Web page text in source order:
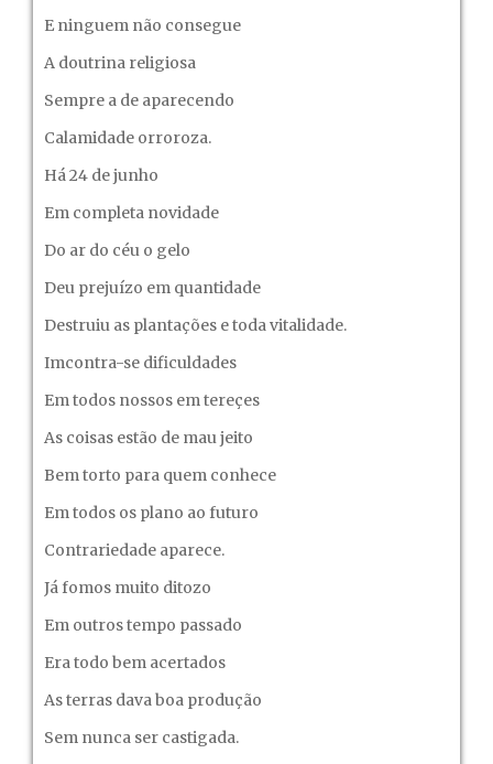
E ninguem não consegue
A doutrina religiosa
Sempre a de aparecendo
Calamidade orroroza.
Há 24 de junho
Em completa novidade
Do ar do céu o gelo
Deu prejuízo em quantidade
Destruiu as plantações e toda vitalidade.
Imcontra-se dificuldades
Em todos nossos em tereçes
As coisas estão de mau jeito
Bem torto para quem conhece
Em todos os plano ao futuro
Contrariedade aparece.
Já fomos muito ditozo
Em outros tempo passado
Era todo bem acertados
As terras dava boa produção
Sem nunca ser castigada.